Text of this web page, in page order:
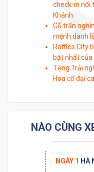
check-in nổi
Khánh.
Cổ trấn
mệnh danh
Raffles City
bật nhất
Tặng Trải
Hoa cổ đại
NÀO CÙNG
NGÀY 1 HÀ